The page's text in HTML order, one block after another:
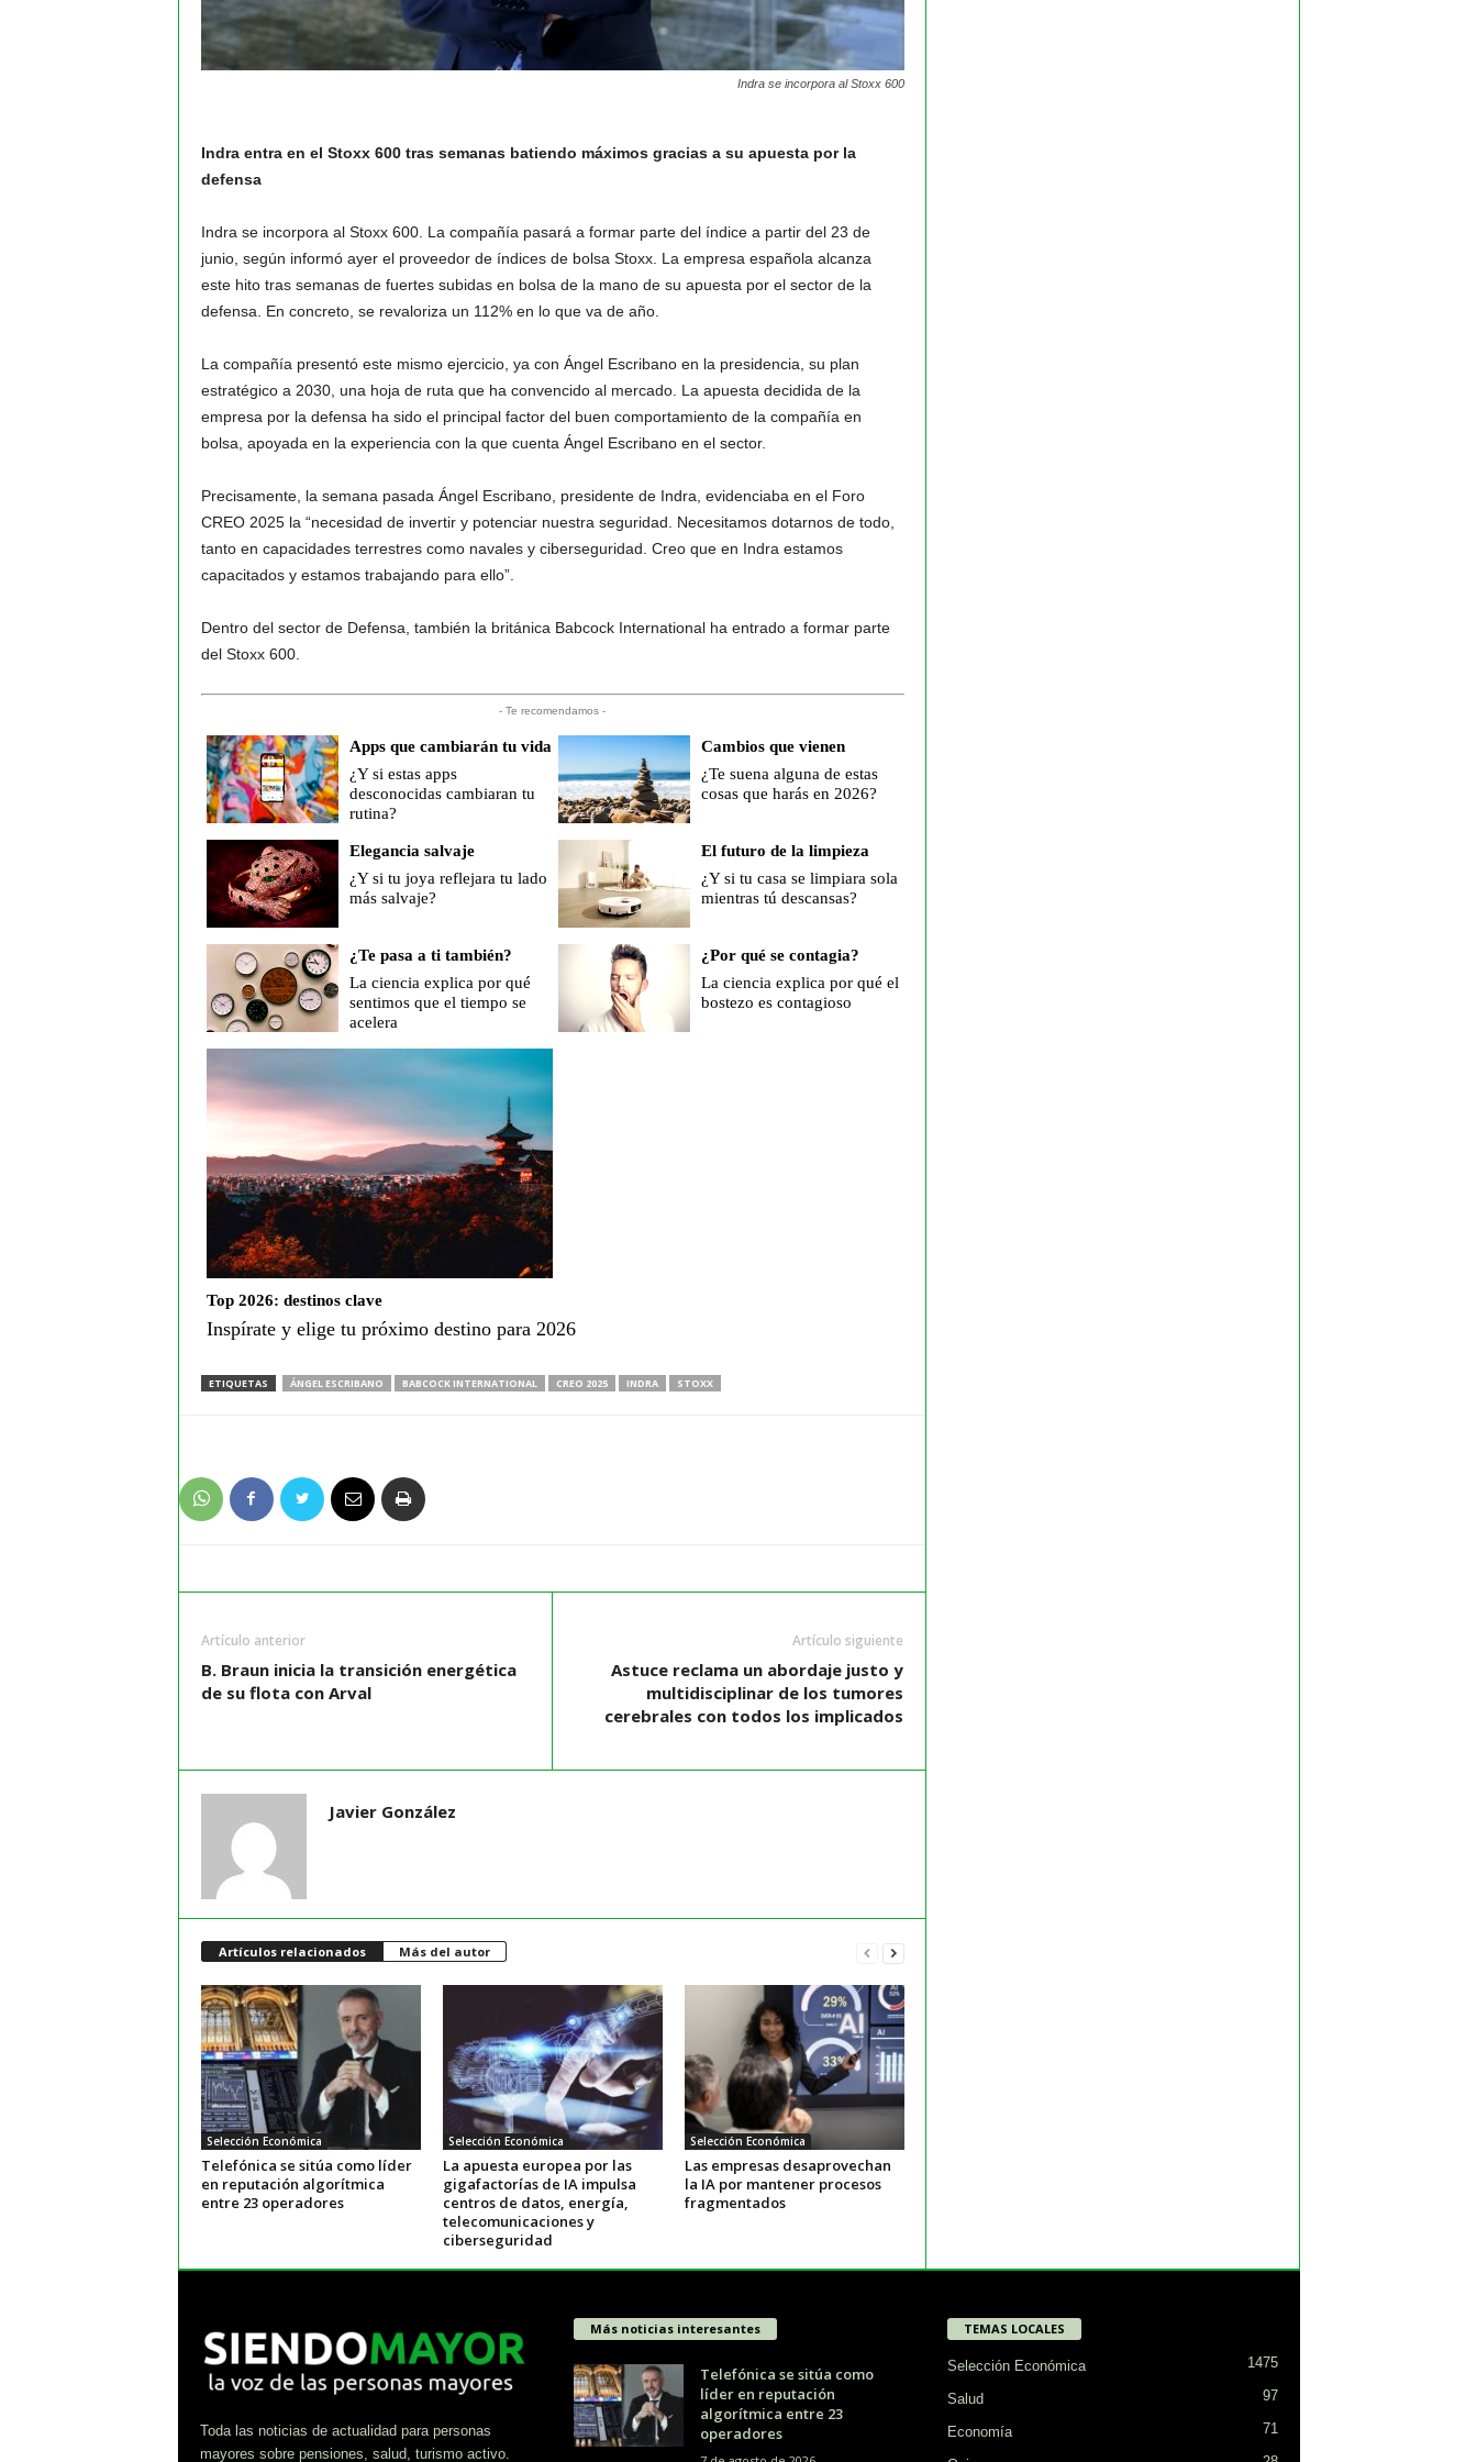
Indra se incorpora al Stoxx 600
Indra entra en el Stoxx 600 tras semanas batiendo máximos gracias a su apuesta por la
defensa
Indra se incorpora al Stoxx 600. La compañía pasará a formar parte del índice a partir del 23 de
junio, según informó ayer el proveedor de índices de bolsa Stoxx. La empresa española alcanza
este hito tras semanas de fuertes subidas en bolsa de la mano de su apuesta por el sector de la
defensa. En concreto, se revaloriza un 112% en lo que va de año.
La compañía presentó este mismo ejercicio, ya con Ángel Escribano en la presidencia, su plan
estratégico a 2030, una hoja de ruta que ha convencido al mercado. La apuesta decidida de la
empresa por la defensa ha sido el principal factor del buen comportamiento de la compañía en
bolsa, apoyada en la experiencia con la que cuenta Ángel Escribano en el sector.
Precisamente, la semana pasada Ángel Escribano, presidente de Indra, evidenciaba en el Foro
CREO 2025 la “necesidad de invertir y potenciar nuestra seguridad. Necesitamos dotarnos de todo,
tanto en capacidades terrestres como navales y ciberseguridad. Creo que en Indra estamos
capacitados y estamos trabajando para ello”.
Dentro del sector de Defensa, también la británica Babcock International ha entrado a formar parte
del Stoxx 600.
- Te recomendamos -
Apps que cambiarán tu vida
¿Y si estas apps
desconocidas cambiaran tu
rutina?
Cambios que vienen
¿Te suena alguna de estas
cosas que harás en 2026?
Elegancia salvaje
¿Y si tu joya reflejara tu lado
más salvaje?
El futuro de la limpieza
¿Y si tu casa se limpiara sola
mientras tú descansas?
¿Te pasa a ti también?
La ciencia explica por qué
sentimos que el tiempo se
acelera
¿Por qué se contagia?
La ciencia explica por qué el
bostezo es contagioso
Top 2026: destinos clave
Inspírate y elige tu próximo destino para 2026
ETIQUETAS ÁNGEL ESCRIBANO BABCOCK INTERNATIONAL CREO 2025 INDRA STOXX
Artículo anterior
B. Braun inicia la transición energética
de su flota con Arval
Artículo siguiente
Astuce reclama un abordaje justo y
multidisciplinar de los tumores
cerebrales con todos los implicados
Javier González
Artículos relacionados Más del autor
Selección Económica
Telefónica se sitúa como líder
en reputación algorítmica
entre 23 operadores
Selección Económica
La apuesta europea por las
gigafactorías de IA impulsa
centros de datos, energía,
telecomunicaciones y
ciberseguridad
Selección Económica
Las empresas desaprovechan
la IA por mantener procesos
fragmentados
Toda las noticias de actualidad para personas
mayores sobre pensiones, salud, turismo activo.
Más noticias interesantes
Telefónica se sitúa como
líder en reputación
algorítmica entre 23
operadores
TEMAS LOCALES
Selección Económica 1475
Salud 97
Economía 71